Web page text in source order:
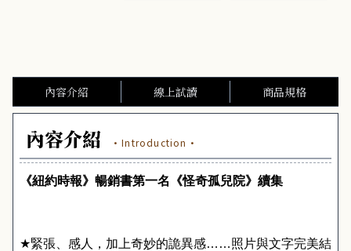
內容介紹 線上試讀 商品規格
內容介紹 ·Introduction·
《紐約時報》 暢銷書第一名 《怪奇孤兒院》 續集
★緊張、感人，加上奇妙的詭異感… …照片與文字完美結